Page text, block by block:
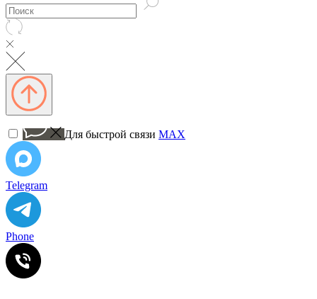
Для быстрой связи MAX
Telegram
Phone